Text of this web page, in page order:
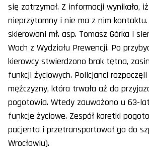
się zatrzymał. Z informacji wynikało,
nieprzytomny i nie ma z nim
skierowani mł. asp. Tomasz Górka i
Woch z Wydziału Prewencji. Po
kierowcy stwierdzono brak tętna,
funkcji życiowych. Policjanci
mężczyzny, która trwała aż do
pogotowia. Wtedy zauważono u 63-
funkcje życiowe. Zespół karetki
pacjenta i przetransportował go do
Wrocławiu).